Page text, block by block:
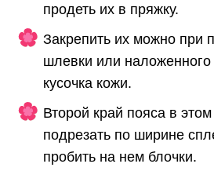
продеть их в пряжку.
Закрепить их можно при
шлевки или наложенного
кусочка кожи.
Второй край пояса в
подрезать по ширине
пробить на нем блочки.